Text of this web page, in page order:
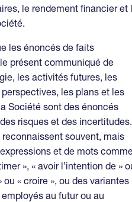
le rendement financier et
les énoncés de faits
présent communiqué de
les activités futures, les
les plans et les
Société sont des énoncés
risques et des incertitudes.
souvent, mais
et de mots
», « avoir l’intention de »
ou « croire », ou des variantes
au futur ou au